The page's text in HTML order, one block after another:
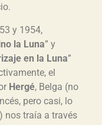
y 1954,
la Luna” y
en la Luna”
el
Hergé, Belga (no
pero casi, lo
nos traía a través